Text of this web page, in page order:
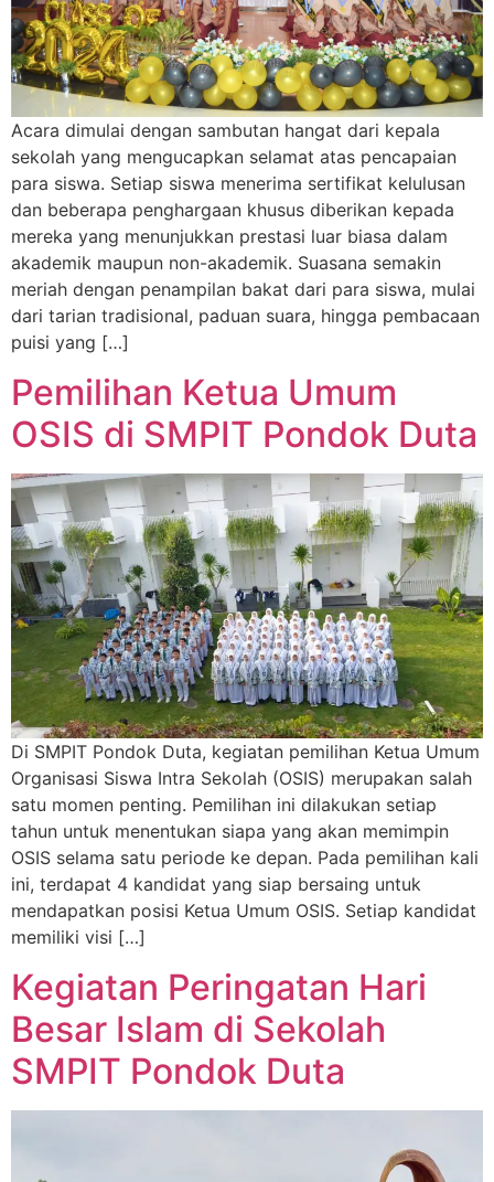
Acara dimulai dengan sambutan hangat dari kepala
sekolah yang mengucapkan selamat atas pencapaian
para siswa. Setiap siswa menerima sertifikat kelulusan
dan beberapa penghargaan khusus diberikan kepada
mereka yang menunjukkan prestasi luar biasa dalam
akademik maupun non-akademik. Suasana semakin
meriah dengan penampilan bakat dari para siswa, mulai
dari tarian tradisional, paduan suara, hingga pembacaan
puisi yang […]
Pemilihan Ketua Umum
OSIS di SMPIT Pondok Duta
Di SMPIT Pondok Duta, kegiatan pemilihan Ketua Umum
Organisasi Siswa Intra Sekolah (OSIS) merupakan salah
satu momen penting. Pemilihan ini dilakukan setiap
tahun untuk menentukan siapa yang akan memimpin
OSIS selama satu periode ke depan. Pada pemilihan kali
ini, terdapat 4 kandidat yang siap bersaing untuk
mendapatkan posisi Ketua Umum OSIS. Setiap kandidat
memiliki visi […]
Kegiatan Peringatan Hari
Besar Islam di Sekolah
SMPIT Pondok Duta